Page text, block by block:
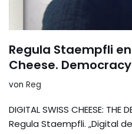
Regula Staempfli
Cheese.
von Reg
DIGITAL SWISS CHEESE: THE
Regula Staempfli. „Digital